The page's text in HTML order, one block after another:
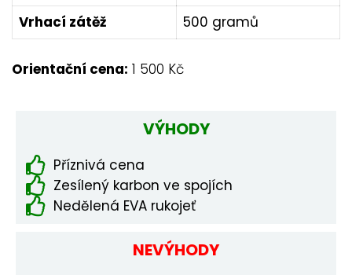
Vrhací zátěž
500 gramů
Orientační cena: 1 500 Kč
VÝHODY
Příznivá cena
Zesílený karbon ve spojích
Nedělená EVA rukojeť
NEVÝHODY